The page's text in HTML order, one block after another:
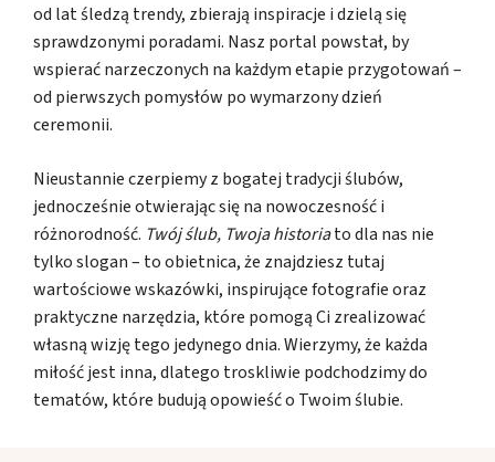
od lat śledzą trendy, zbierają inspiracje i dzielą się
sprawdzonymi poradami. Nasz portal powstał, by
wspierać narzeczonych na każdym etapie przygotowań –
od pierwszych pomysłów po wymarzony dzień
ceremonii.
Nieustannie czerpiemy z bogatej tradycji ślubów,
jednocześnie otwierając się na nowoczesność i
różnorodność. Twój ślub, Twoja historiato dla nas nie
tylko slogan – to obietnica, że znajdziesz tutaj
wartościowe wskazówki, inspirujące fotografie oraz
praktyczne narzędzia, które pomogą Ci zrealizować
własną wizję tego jedynego dnia. Wierzymy, że każda
miłość jest inna, dlatego troskliwie podchodzimy do
tematów, które budują opowieść o Twoim ślubie.